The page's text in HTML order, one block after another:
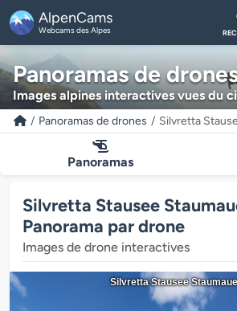
AlpenCams
Webcams des Alpes
Panoramas de
Images alpines interactives vues du
Panoramas de drones Silvretta
Panoramas
Silvretta Stausee
Panorama par drone
Images de drone interactives
Silvretta Stausee